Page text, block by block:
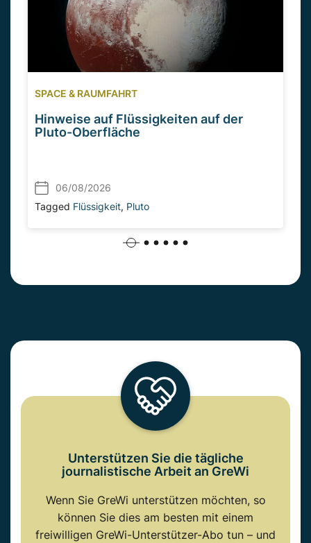
SPACE & RAUMFAHRT
Hinweise auf Flüssigkeiten auf der
Pluto-Oberfläche
06/08/2026
Tagged Flüssigkeit, Pluto
Unterstützen Sie die tägliche
journalistische Arbeit an GreWi
Wenn Sie GreWi unterstützen möchten, so
können Sie dies am besten mit einem
freiwilligen GreWi-Unterstützer-Abo tun – und